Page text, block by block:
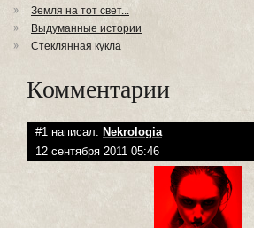
Земля на тот свет...
Выдуманные истории
Стеклянная кукла
Комментарии
#1 написал: Nekrologia
12 сентября 2011 05:46